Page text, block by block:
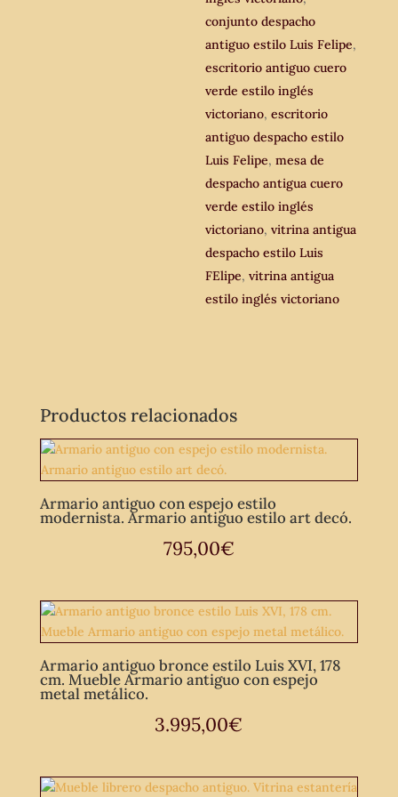
conjunto despacho
antiguo estilo Luis Felipe,
escritorio antiguo cuero
verde estilo inglés
victoriano,escritorio
antiguo despacho estilo
Luis Felipe,mesa de
despacho antigua cuero
verde estilo inglés
victoriano,vitrina antigua
despacho estilo Luis
FElipe,vitrina antigua
estilo inglés victoriano
Productos relacionados
Armario antiguo con espejo estilo
modernista. Armario antiguo estilo art decó.
795,00€
Armario antiguo bronce estilo Luis XVI, 178
cm. Mueble Armario antiguo con espejo
metal metálico.
3.995,00€